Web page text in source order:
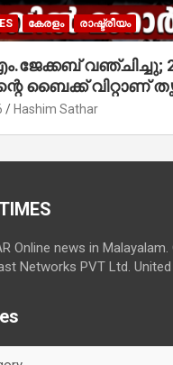
കേരളം രാഷ്ട്രീയം
വഞ്ചിച്ചു;
ബൈക്ക് വിറ്റാണ്
പ്രചാരണത്തിന്
ട്വന്റി 20 വിട്ടു
Hashim Sathar
Online news in Malayalam.
Networks PVT Ltd.